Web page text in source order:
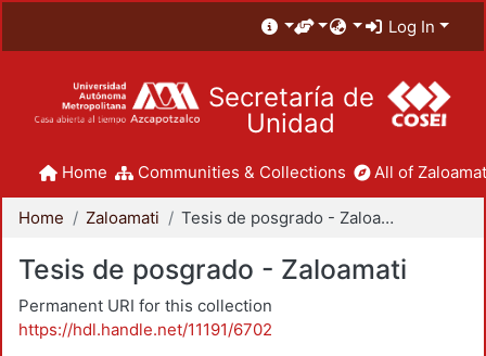
Log In
Secretaría de
Unidad
Home Communities & Collections All of
Home Zaloamati Tesis de posgrado - Zaloamati
Tesis de posgrado - Zaloamati
Permanent URI for this collection
https://hdl.handle.net/11191/6702